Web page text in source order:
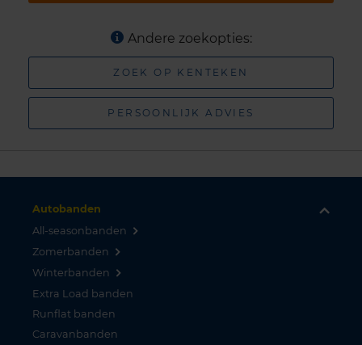
Andere zoekopties:
ZOEK OP KENTEKEN
PERSOONLIJK ADVIES
Autobanden
All-seasonbanden
Zomerbanden
Winterbanden
Extra Load banden
Runflat banden
Caravanbanden